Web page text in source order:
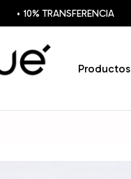
• 10% TRANSFERENCIA
Productos